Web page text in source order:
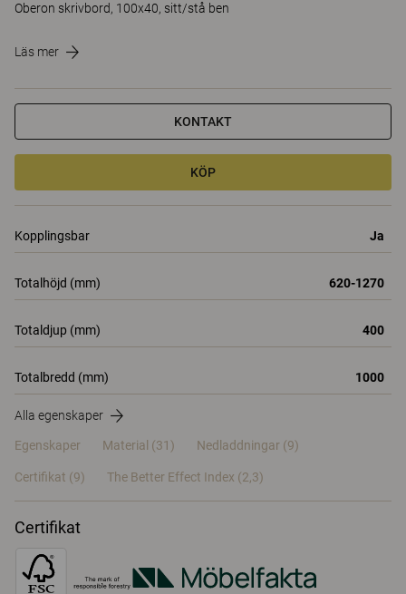
Oberon skrivbord, 100x40, sitt/stå ben
Läs mer
KONTAKT
KÖP
Kopplingsbar Ja
Totalhöjd (mm) 620-1270
Totaldjup (mm) 400
Totalbredd (mm) 1000
Alla egenskaper
Egenskaper Material (31) Nedladdningar (9)
Certifikat (9) The Better Effect Index (2,3)
Certifikat